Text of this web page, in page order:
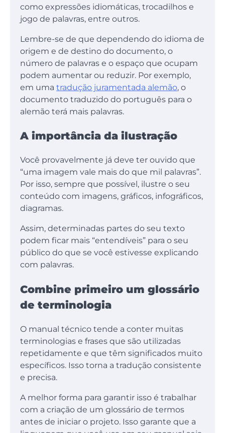
como expressões idiomáticas, trocadilhos e
jogo de palavras, entre outros.
Lembre-se de que dependendo do idioma de
origem e de destino do documento, o
número de palavras e o espaço que ocupam
podem aumentar ou reduzir. Por exemplo,
em uma tradução juramentada alemão, o
documento traduzido do português para o
alemão terá mais palavras.
A importância da ilustração
Você provavelmente já deve ter ouvido que
“uma imagem vale mais do que mil palavras”.
Por isso, sempre que possível, ilustre o seu
conteúdo com imagens, gráficos, infográficos,
diagramas.
Assim, determinadas partes do seu texto
podem ficar mais “entendíveis” para o seu
público do que se você estivesse explicando
com palavras.
Combine primeiro um glossário
de terminologia
O manual técnico tende a conter muitas
terminologias e frases que são utilizadas
repetidamente e que têm significados muito
específicos. Isso torna a tradução consistente
e precisa.
A melhor forma para garantir isso é trabalhar
com a criação de um glossário de termos
antes de iniciar o projeto. Isso garante que a